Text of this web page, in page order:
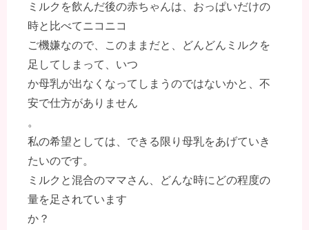
ミルクを飲んだ後の赤ちゃんは、おっぱいだけの
時と比べてニコニコ
ご機嫌なので、このままだと、どんどんミルクを
足してしまって、いつ
か母乳が出なくなってしまうのではないかと、不
安で仕方がありません
。
私の希望としては、できる限り母乳をあげていき
たいのです。
ミルクと混合のママさん、どんな時にどの程度の
量を足されています
か？